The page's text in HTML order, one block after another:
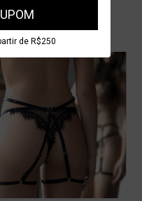
de R$250